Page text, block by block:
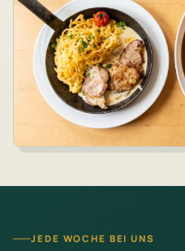
JEDE WOCHE BEI UNS